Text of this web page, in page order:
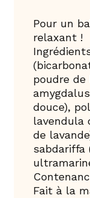
Pour un
relaxant !
poudre
douce),
lavendula
de
sabdariffa
Fait à la